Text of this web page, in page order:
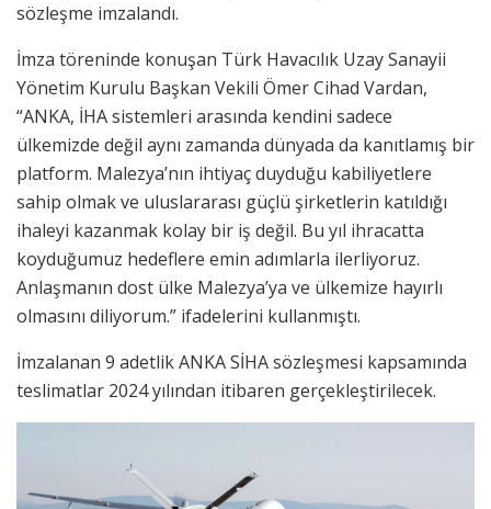
sözleşme imzalandı.
İmza töreninde konuşan Türk Havacılık Uzay Sanayii
Yönetim Kurulu Başkan Vekili Ömer Cihad Vardan,
“ANKA, İHA sistemleri arasında kendini sadece
ülkemizde değil aynı zamanda dünyada da kanıtlamış bir
platform. Malezya’nın ihtiyaç duyduğu kabiliyetlere
sahip olmak ve uluslararası güçlü şirketlerin katıldığı
ihaleyi kazanmak kolay bir iş değil. Bu yıl ihracatta
koyduğumuz hedeflere emin adımlarla ilerliyoruz.
Anlaşmanın dost ülke Malezya’ya ve ülkemize hayırlı
olmasını diliyorum.” ifadelerini kullanmıştı.
İmzalanan 9 adetlik ANKA SİHA sözleşmesi kapsamında
teslimatlar 2024 yılından itibaren gerçekleştirilecek.